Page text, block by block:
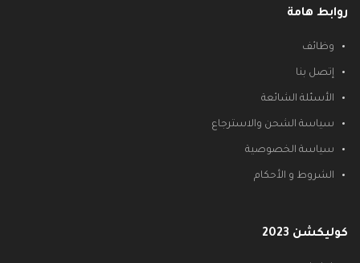
روابط هامة
وظائف
إتصل بنا
الأسئلة الشائعة
سياسة الشحن والاسترجاع
سياسة الخصوصية
الشروط و الأحكام
كوليكشن 2023